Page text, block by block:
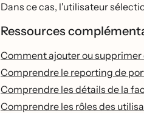
Dans ce cas, l'utilisateur
Ressources
Comment ajouter ou
Comprendre le reporting de
Comprendre les détails de la
Comprendre les rôles des